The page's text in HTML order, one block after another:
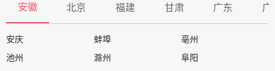
安徽 北京 福建 甘肃 广东 广
安庆 蚌埠
亳州
池州
滁州
阜阳